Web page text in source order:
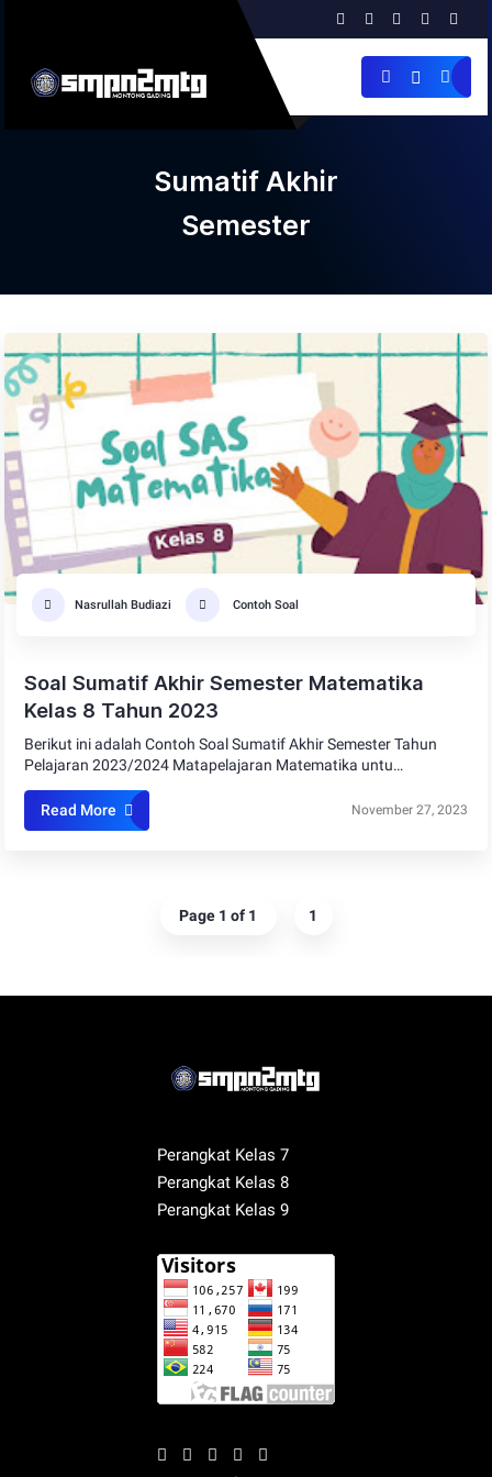
Sumatif Akhir
Semester
Nasrullah Budiazi Contoh Soal
Soal Sumatif Akhir Semester Matematika
Kelas 8 Tahun 2023
Berikut ini adalah Contoh Soal Sumatif Akhir Semester Tahun
Pelajaran 2023/2024 Matapelajaran Matematika untu…
Read More November 27, 2023
Page 1 of 1 1
Perangkat Kelas 7
Perangkat Kelas 8
Perangkat Kelas 9